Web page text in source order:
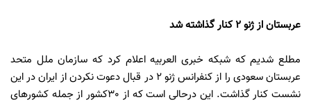
عربستان از ژنو 2 کنار گذاشته شد
مطلع شدیم که شبکه خبری العربیه اعلام کرد که سازمان ملل متحد
عربستان سعودی را از کنفرانس ژنو 2 در قبال دعوت نکردن از ایران در این
نشست کنار گذاشت. این درحالی است که از 30کشور از جمله کشورهای